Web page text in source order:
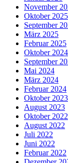
November
Oktober 2025
September
März 2025
Februar 2025
Oktober 2024
September
Mai 2024
März 2024
Februar 2024
Oktober 2023
August 2023
Oktober 2022
August 2022
Juli 2022
Juni 2022
Februar 2022